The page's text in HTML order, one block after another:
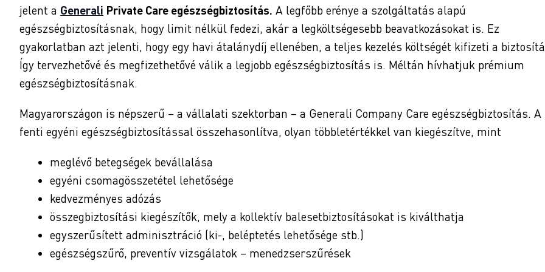
jelent a Generali Private Care egészségbiztosítás. A legfőbb erénye a szolgáltatás alapú
egészségbiztosításnak, hogy limit nélkül fedezi, akár a legköltségesebb beavatkozásokat is. Ez
gyakorlatban azt jelenti, hogy egy havi átalánydíj ellenében, a teljes kezelés költségét kifizeti a
Így tervezhetővé és megfizethetővé válik a legjobb egészségbiztosítás is. Méltán hívhatjuk prémium
egészségbiztosításnak.
Magyarországon is népszerű – a vállalati szektorban – a Generali Company Care egészségbiztosítás. A
fenti egyéni egészségbiztosítással összehasonlítva, olyan többletértékkel van kiegészítve, mint
meglévő betegségek bevállalása
egyéni csomagösszetétel lehetősége
kedvezményes adózás
összegbiztosítási kiegészítők, mely a kollektív balesetbiztosításokat is kiválthatja
egyszerűsített adminisztráció (ki-, beléptetés lehetősége stb.)
egészségszűrő, preventív vizsgálatok – menedzserszűrések